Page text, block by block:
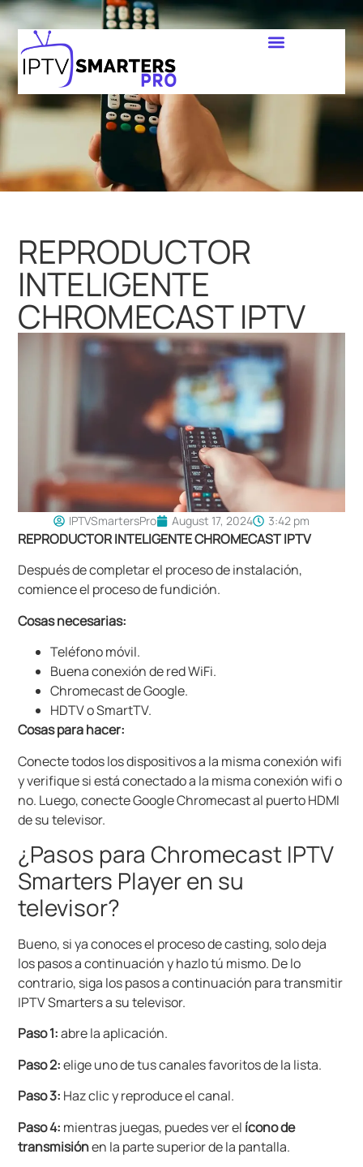
REPRODUCTOR
INTELIGENTE
CHROMECAST IPTV
IPTVSmartersPro August 17, 2024 3:42 pm
REPRODUCTOR INTELIGENTE CHROMECAST IPTV
Después de completar el proceso de instalación,
comience el proceso de fundición.
Cosas necesarias:
Teléfono móvil.
Buena conexión de red WiFi.
Chromecast de Google.
HDTV o SmartTV.
Cosas para hacer:
Conecte todos los dispositivos a la misma conexión wifi
y verifique si está conectado a la misma conexión wifi o
no. Luego, conecte Google Chromecast al puerto HDMI
de su televisor.
¿Pasos para Chromecast IPTV
Smarters Player en su
televisor?
Bueno, si ya conoces el proceso de casting, solo deja
los pasos a continuación y hazlo tú mismo. De lo
contrario, siga los pasos a continuación para transmitir
IPTV Smarters a su televisor.
Paso 1:abre la aplicación.
Paso 2:elige uno de tus canales favoritos de la lista.
Paso 3: Haz clic y reproduce el canal.
Paso 4: mientras juegas, puedes ver el ícono de
transmisiónen la parte superior de la pantalla.